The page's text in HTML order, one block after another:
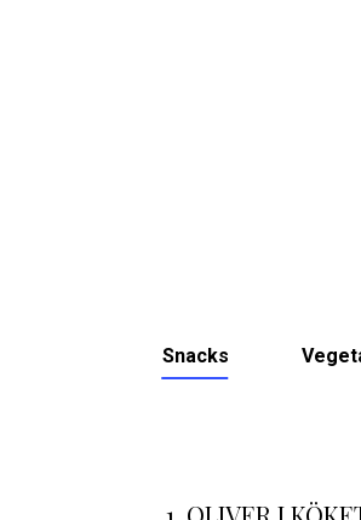
Snacks